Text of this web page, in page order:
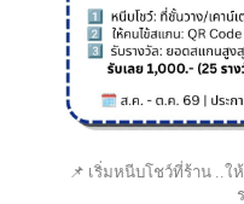
📌 เริ่มหนีบโชว์ที่ร้าน ..ใ